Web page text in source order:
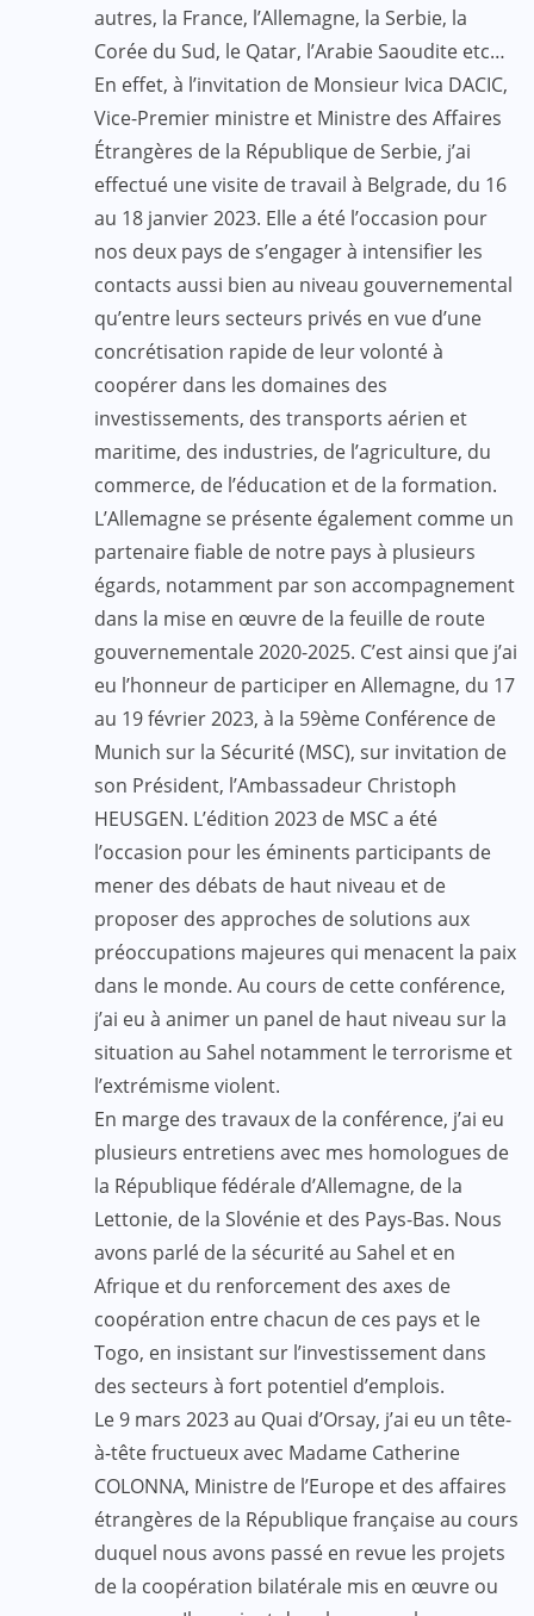
autres, la France, l’Allemagne, la Serbie, la
Corée du Sud, le Qatar, l’Arabie Saoudite etc…
En effet, à l’invitation de Monsieur Ivica DACIC,
Vice-Premier ministre et Ministre des Affaires
Étrangères de la République de Serbie, j’ai
effectué une visite de travail à Belgrade, du 16
au 18 janvier 2023. Elle a été l’occasion pour
nos deux pays de s’engager à intensifier les
contacts aussi bien au niveau gouvernemental
qu’entre leurs secteurs privés en vue d’une
concrétisation rapide de leur volonté à
coopérer dans les domaines des
investissements, des transports aérien et
maritime, des industries, de l’agriculture, du
commerce, de l’éducation et de la formation.
L’Allemagne se présente également comme un
partenaire fiable de notre pays à plusieurs
égards, notamment par son accompagnement
dans la mise en œuvre de la feuille de route
gouvernementale 2020-2025. C’est ainsi que j’ai
eu l’honneur de participer en Allemagne, du 17
au 19 février 2023, à la 59ème Conférence de
Munich sur la Sécurité (MSC), sur invitation de
son Président, l’Ambassadeur Christoph
HEUSGEN. L’édition 2023 de MSC a été
l’occasion pour les éminents participants de
mener des débats de haut niveau et de
proposer des approches de solutions aux
préoccupations majeures qui menacent la paix
dans le monde. Au cours de cette conférence,
j’ai eu à animer un panel de haut niveau sur la
situation au Sahel notamment le terrorisme et
l’extrémisme violent.
En marge des travaux de la conférence, j’ai eu
plusieurs entretiens avec mes homologues de
la République fédérale d’Allemagne, de la
Lettonie, de la Slovénie et des Pays-Bas. Nous
avons parlé de la sécurité au Sahel et en
Afrique et du renforcement des axes de
coopération entre chacun de ces pays et le
Togo, en insistant sur l’investissement dans
des secteurs à fort potentiel d’emplois.
Le 9 mars 2023 au Quai d’Orsay, j’ai eu un tête-
à-tête fructueux avec Madame Catherine
COLONNA, Ministre de l’Europe et des affaires
étrangères de la République française au cours
duquel nous avons passé en revue les projets
de la coopération bilatérale mis en œuvre ou